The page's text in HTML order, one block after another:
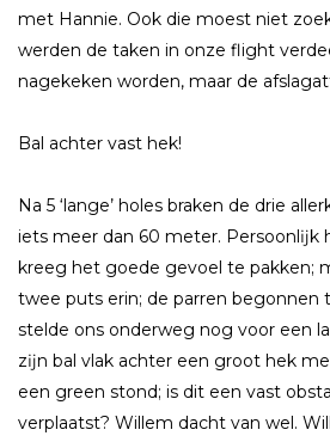
met Hannie. Ook die moest niet
werden de taken in onze flight
nagekeken worden, maar de
Bal achter vast hek!
Na 5 ‘lange’ holes braken de drie
iets meer dan 60 meter. Persoonlĳk
kreeg het goede gevoel te pakken;
twee puts erin; de parren begonnen
stelde ons onderweg nog voor een
zĳn bal vlak achter een groot hek
een green stond; is dit een vast
verplaatst? Willem dacht van wel.